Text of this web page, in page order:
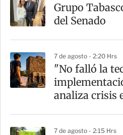
Grupo
del Senado
7 de agosto - 2:20 Hrs
"No falló la
analiza crisis
7 de agosto - 2:15 Hrs